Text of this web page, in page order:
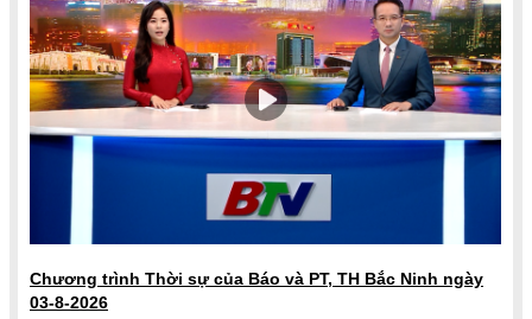
Chương trình Thời sự của Báo và PT, TH Bắc Ninh ngày
03-8-2026